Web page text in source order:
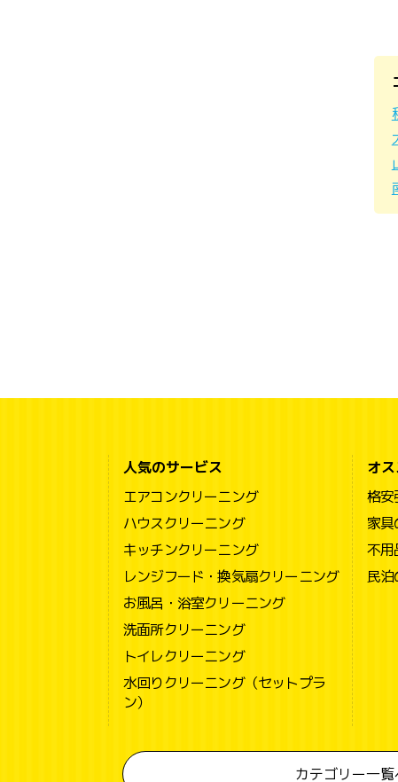
人気のサービス
エアコンクリーニング
ハウスクリーニング
キッチンクリーニング
レンジフード・換気扇クリーニング
お風呂・浴室クリーニング
洗面所クリーニング
トイレクリーニング
水回りクリーニング（セットプラ
ン）
オ
格安
家
不用
民
カテゴリー一覧